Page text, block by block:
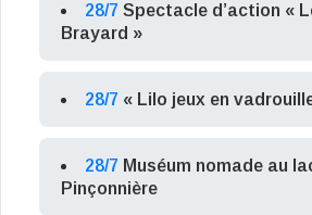
28/7 Spectacle d’action «
Brayard »
28/7 « Lilo jeux en
28/7 Muséum nomade au
Pinçonnière